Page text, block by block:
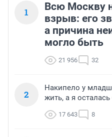
1
Всю Москву
взрыв: его
а причина
могло быть
21 956 32
2
Накипело у
жить, а я
17 643 8